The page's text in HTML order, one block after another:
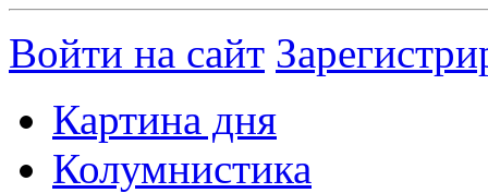
Войти на сайт
Картина дня
Колумнистика